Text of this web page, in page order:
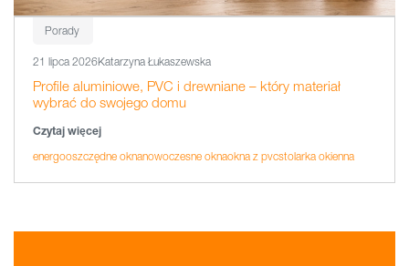
Porady
21 lipca 2026Katarzyna Łukaszewska
Profile aluminiowe, PVC i drewniane – który materiał
wybrać do swojego domu
Czytaj więcej
energooszczędne oknanowoczesne oknaokna z pvcstolarka okienna